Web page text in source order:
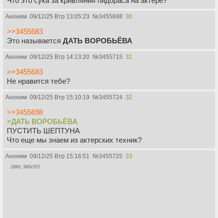
Аноним 09/12/25 Втр 13:05:23 №3455698 30
>>3455683
Это называется ДАТЬ ВОРОБЬЁВА
Аноним 09/12/25 Втр 14:13:20 №3455715 31
>>3455683
Не нравится тебе?
Аноним 09/12/25 Втр 15:10:19 №3455724 32
>>3455698
>ДАТЬ ВОРОБЬЁВА
ПУСТИТЬ ШЕПТУНА
Что еще мы знаем из актерских техник?
Аноним 09/12/25 Втр 15:16:51 №3455725 33
28Кб, 990x557